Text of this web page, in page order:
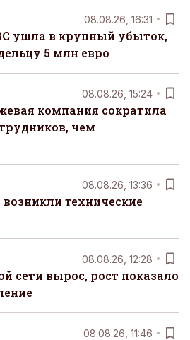
08.08.26, 16:31
ушла в крупный убыток,
5 млн евро
08.08.26, 15:24
компания сократила
чем
08.08.26, 13:36
технические
08.08.26, 12:28
сети вырос, рост показало
08.08.26, 11:46